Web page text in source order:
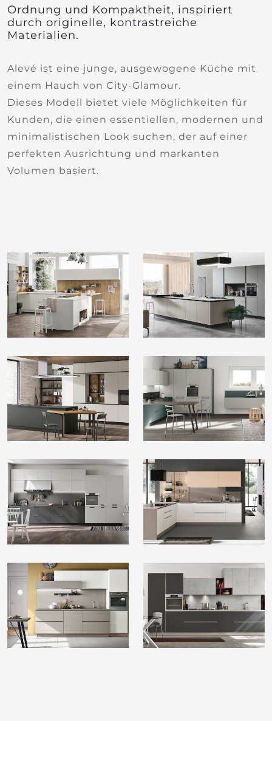
Ordnung und Kompaktheit, inspiriert
durch originelle, kontrastreiche
Materialien.
Alevé ist eine junge, ausgewogene Küche mit
einem Hauch von City-Glamour.
Dieses Modell bietet viele Möglichkeiten für
Kunden, die einen essentiellen, modernen und
minimalistischen Look suchen, der auf einer
perfekten Ausrichtung und markanten
Volumen basiert.